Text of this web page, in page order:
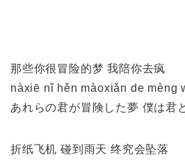
那些你很冒险的梦 我陪你去疯
nàxiē nǐ hěn màoxiǎn de mèng
あれらの君が冒険した夢 僕は君
折纸飞机 碰到雨天 终究会坠落